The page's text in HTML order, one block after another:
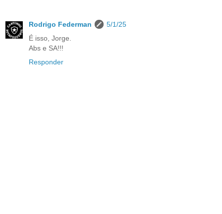
Rodrigo Federman
5/1/25
É isso, Jorge.
Abs e SA!!!
Responder